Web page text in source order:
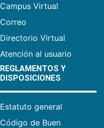
Campus Virtual
Correo
Directorio Virtual
Atención al usuario
REGLAMENTOS Y
DISPOSICIONES
Estatuto general
Código de Buen